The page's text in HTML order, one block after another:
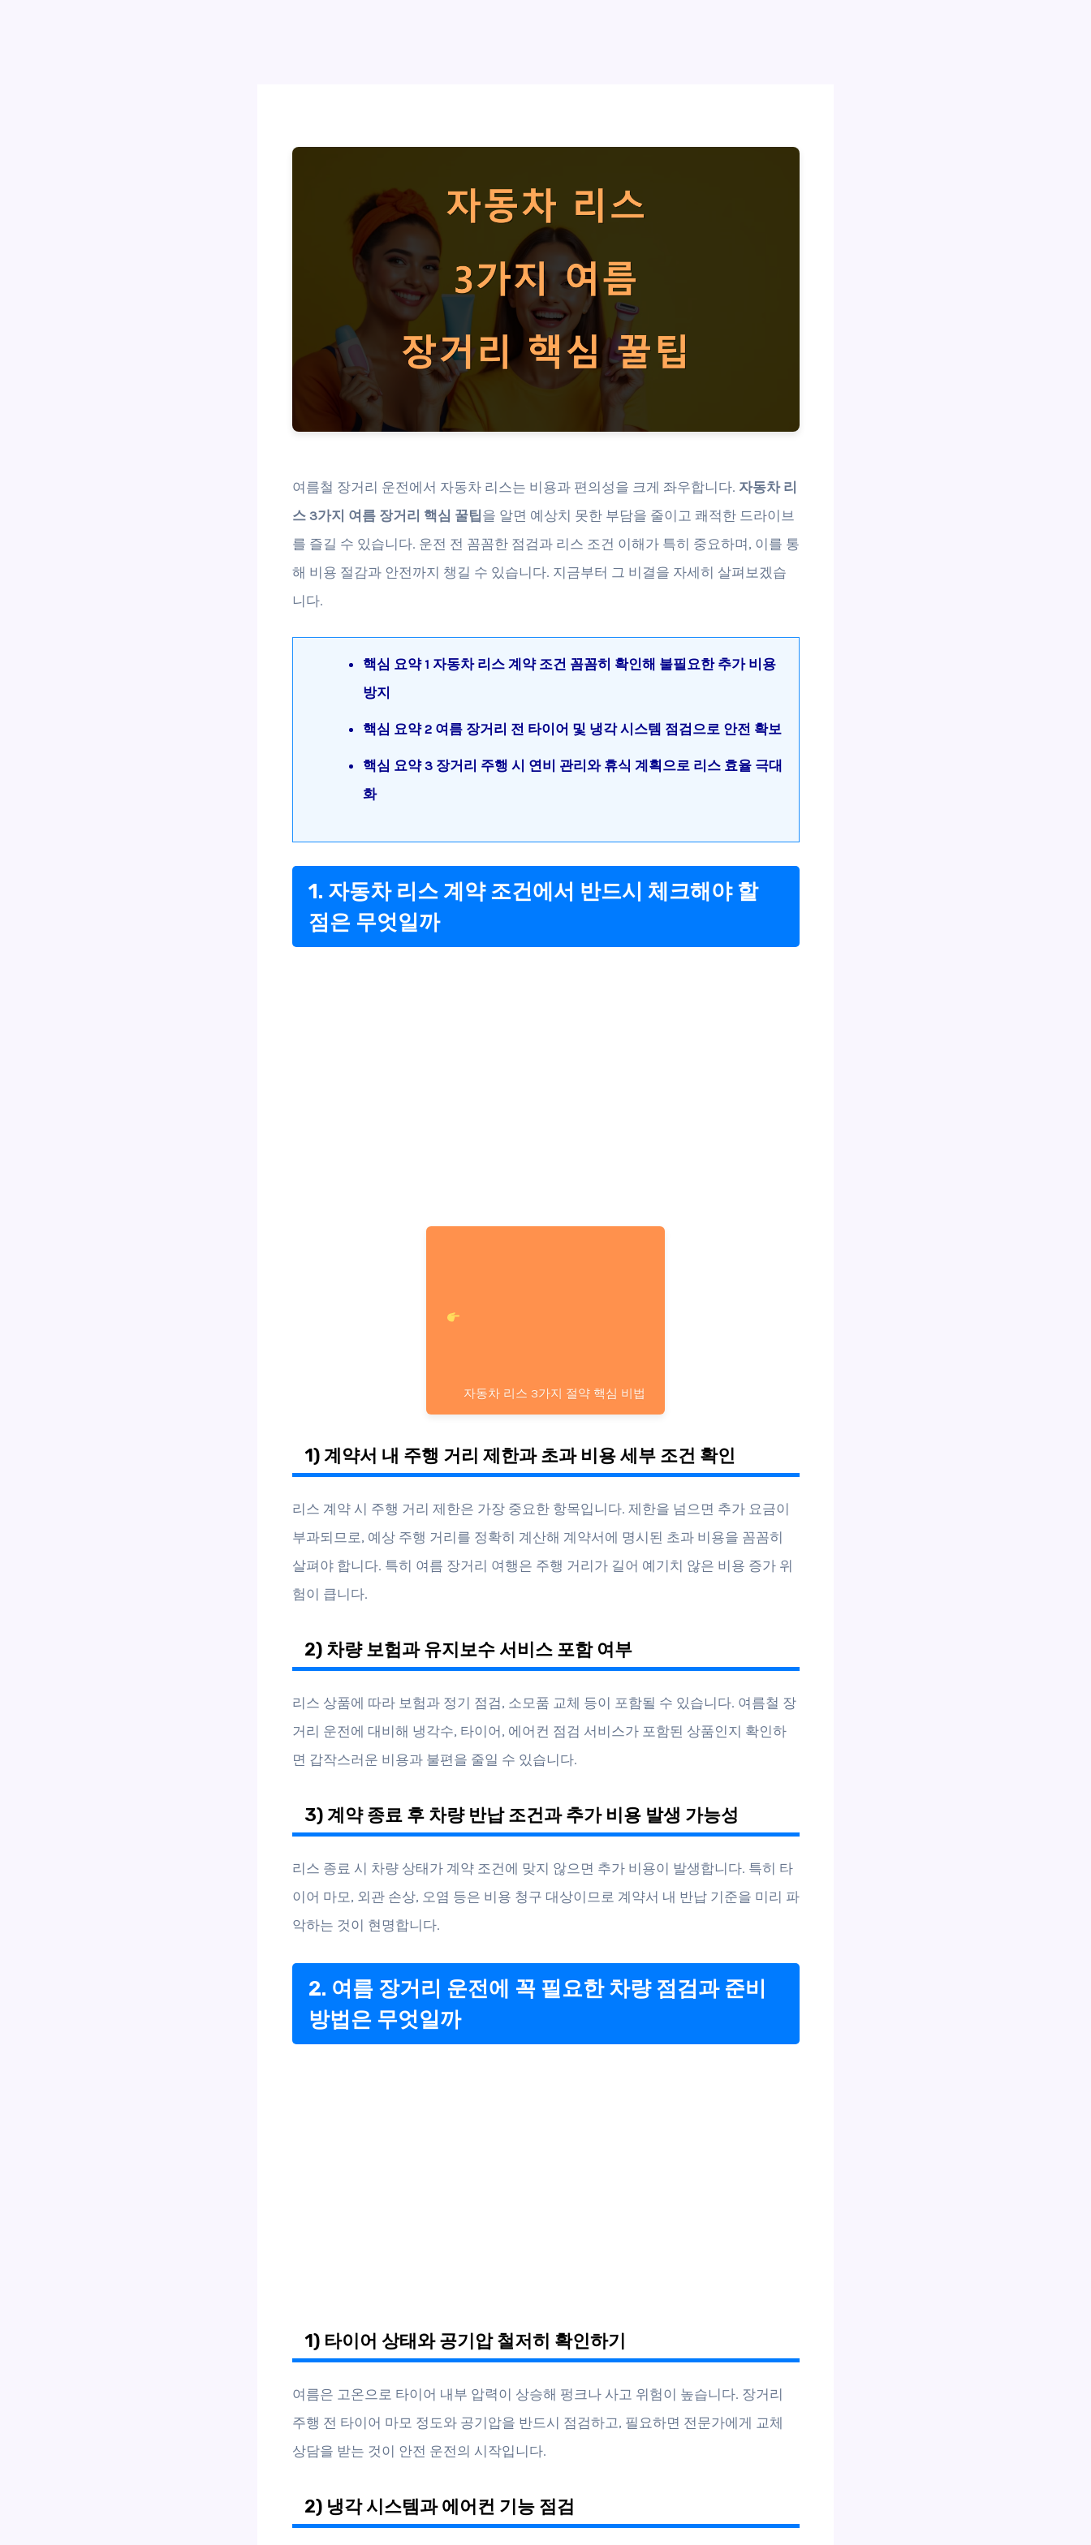
여름철 장거리 운전에서 자동차 리스는 비용과 편의성을 크게 좌우합니다. 자동차 리
스 3가지 여름 장거리 핵심 꿀팁 을 알면 예상치 못한 부담을 줄이고 쾌적한 드라이브
를 즐길 수 있습니다. 운전 전 꼼꼼한 점검과 리스 조건 이해가 특히 중요하며, 이를 통
해 비용 절감과 안전까지 챙길 수 있습니다. 지금부터 그 비결을 자세히 살펴보겠습
니다.
핵심 요약 1 자동차 리스 계약 조건 꼼꼼히 확인해 불필요한 추가 비용
방지
핵심 요약 2 여름 장거리 전 타이어 및 냉각 시스템 점검으로 안전 확보
핵심 요약 3 장거리 주행 시 연비 관리와 휴식 계획으로 리스 효율 극대
화
1. 자동차 리스 계약 조건에서 반드시 체크해야 할
점은 무엇일까
자동차 리스 3가지 절약 핵심 비법
1) 계약서 내 주행 거리 제한과 초과 비용 세부 조건 확인
리스 계약 시 주행 거리 제한은 가장 중요한 항목입니다. 제한을 넘으면 추가 요금이
부과되므로, 예상 주행 거리를 정확히 계산해 계약서에 명시된 초과 비용을 꼼꼼히
살펴야 합니다. 특히 여름 장거리 여행은 주행 거리가 길어 예기치 않은 비용 증가 위
험이 큽니다.
2) 차량 보험과 유지보수 서비스 포함 여부
리스 상품에 따라 보험과 정기 점검, 소모품 교체 등이 포함될 수 있습니다. 여름철 장
거리 운전에 대비해 냉각수, 타이어, 에어컨 점검 서비스가 포함된 상품인지 확인하
면 갑작스러운 비용과 불편을 줄일 수 있습니다.
3) 계약 종료 후 차량 반납 조건과 추가 비용 발생 가능성
리스 종료 시 차량 상태가 계약 조건에 맞지 않으면 추가 비용이 발생합니다. 특히 타
이어 마모, 외관 손상, 오염 등은 비용 청구 대상이므로 계약서 내 반납 기준을 미리 파
악하는 것이 현명합니다.
2. 여름 장거리 운전에 꼭 필요한 차량 점검과 준비
방법은 무엇일까
1) 타이어 상태와 공기압 철저히 확인하기
여름은 고온으로 타이어 내부 압력이 상승해 펑크나 사고 위험이 높습니다. 장거리
주행 전 타이어 마모 정도와 공기압을 반드시 점검하고, 필요하면 전문가에게 교체
상담을 받는 것이 안전 운전의 시작입니다.
2) 냉각 시스템과 에어컨 기능 점검